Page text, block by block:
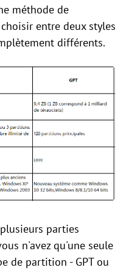
méthode de
entre deux styles
différents.
parties
n'avez qu'une seule
de partition - GPT ou